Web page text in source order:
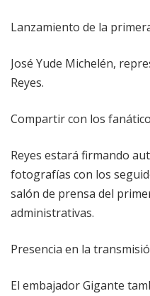
Lanzamiento de la
José Yude Michelén,
Reyes.
Compartir con los
Reyes estará firmando
fotografías con los
salón de prensa del
administrativas.
Presencia en la
El embajador Gigante